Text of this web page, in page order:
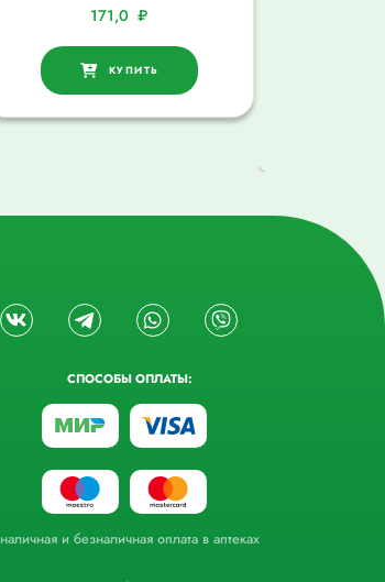
171,0₽
КУПИТЬ
СПОСОБЫ ОПЛАТЫ:
наличная и безналичная оплата в аптеках